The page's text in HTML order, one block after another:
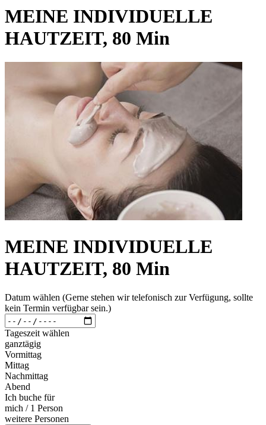
MEINE INDIVIDUELLE
HAUTZEIT, 80 Min
MEINE INDIVIDUELLE
HAUTZEIT, 80 Min
Datum wählen (Gerne stehen wir telefonisch zur Verfügung, sollte
kein Termin verfügbar sein.)
Tageszeit wählen
ganztägig
Vormittag
Mittag
Nachmittag
Abend
Ich buche für
mich / 1 Person
weitere Personen